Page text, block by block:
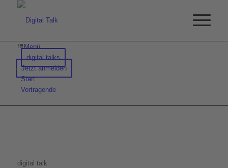
Menü
digital talks
Jetzt anmelden
Start
Vortragende
digital talk: